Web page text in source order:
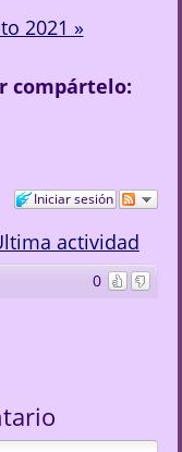
2021 »
compártelo:
Iniciar sesión
actividad
0